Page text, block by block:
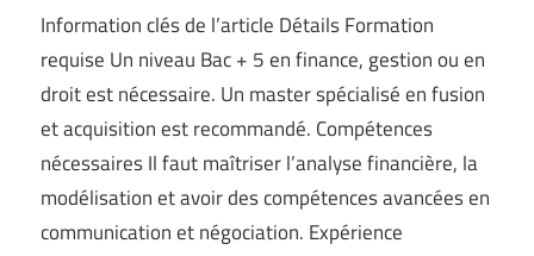
Information clés de l’article Détails Formation
requise Un niveau Bac + 5 en finance, gestion ou en
droit est nécessaire. Un master spécialisé en fusion
et acquisition est recommandé. Compétences
nécessaires Il faut maîtriser l’analyse financière, la
modélisation et avoir des compétences avancées en
communication et négociation. Expérience